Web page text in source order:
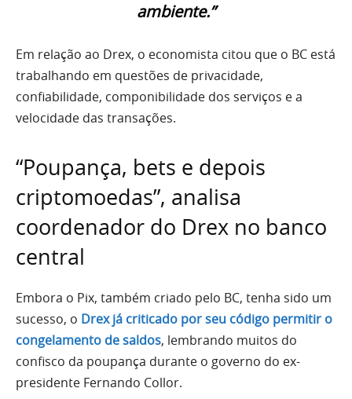
ambiente.”
Em relação ao Drex, o economista citou que o BC está
trabalhando em questões de privacidade,
confiabilidade, componibilidade dos serviços e a
velocidade das transações.
“Poupança, bets e depois
criptomoedas”, analisa
coordenador do Drex no banco
central
Embora o Pix, também criado pelo BC, tenha sido um
sucesso, o Drex já criticado por seu código permitir o
congelamento de saldos, lembrando muitos do
confisco da poupança durante o governo do ex-
presidente Fernando Collor.